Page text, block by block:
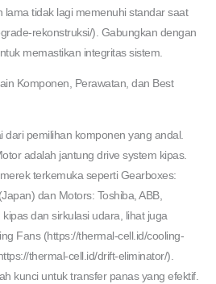
lama tidak lagi memenuhi standar saat
rekonstruksi/). Gabungkan dengan
memastikan integritas sistem.
Komponen, Perawatan, dan Best
dari pemilihan komponen yang andal.
adalah jantung drive system kipas.
terkemuka seperti Gearboxes:
dan Motors: Toshiba, ABB,
dan sirkulasi udara, lihat juga
Fans (https://thermal-cell.id/cooling-
thermal-cell.id/drift-eliminator/).
kunci untuk transfer panas yang efektif.